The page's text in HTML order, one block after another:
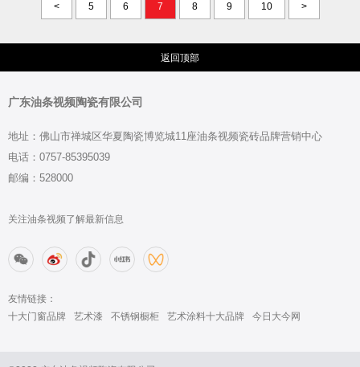
< 5 6 7 8 9 10 >
返回顶部
广东油条视频陶瓷有限公司
地址：佛山市禅城区华夏陶瓷博览城11座油条视频瓷砖品牌营销中心
电话：0757-85395039
邮编：528000
关注油条视频了解最新信息
友情链接：
十大门窗品牌
艺术漆 不锈钢橱柜 艺术涂料十大品牌 今日大今网